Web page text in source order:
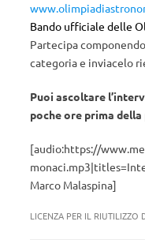
Bando ufficiale delle
Partecipa
categoria e inviacelo
Puoi ascoltare
poche ore prima
[audio:https://
Marco Malaspina]
LICENZA PER IL RIUTILIZZO